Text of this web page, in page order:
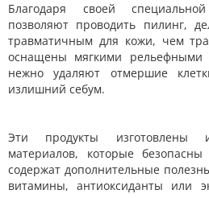
Благодаря своей
позволяют проводить пилинг,
травматичным для кожи, чем
оснащены мягкими рельефными
нежно удаляют отмершие
излишний себум.
Эти продукты изготовлены
материалов, которые
содержат дополнительные
витамины, антиоксиданты или